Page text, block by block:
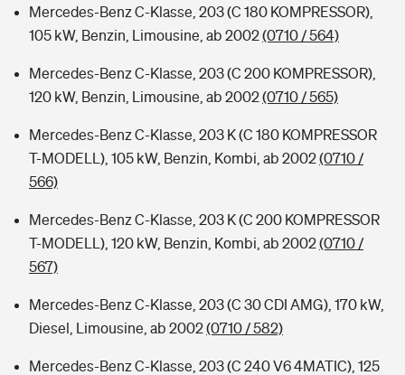
Mercedes-Benz C-Klasse, 203 (C 180 KOMPRESSOR),
105 kW, Benzin, Limousine, ab 2002(0710 / 564)
Mercedes-Benz C-Klasse, 203 (C 200 KOMPRESSOR),
120 kW, Benzin, Limousine, ab 2002(0710 / 565)
Mercedes-Benz C-Klasse, 203 K (C 180 KOMPRESSOR
T-MODELL), 105 kW, Benzin, Kombi, ab 2002(0710 /
566)
Mercedes-Benz C-Klasse, 203 K (C 200 KOMPRESSOR
T-MODELL), 120 kW, Benzin, Kombi, ab 2002(0710 /
567)
Mercedes-Benz C-Klasse, 203 (C 30 CDI AMG), 170 kW,
Diesel, Limousine, ab 2002(0710 / 582)
Mercedes-Benz C-Klasse, 203 (C 240 V6 4MATIC), 125